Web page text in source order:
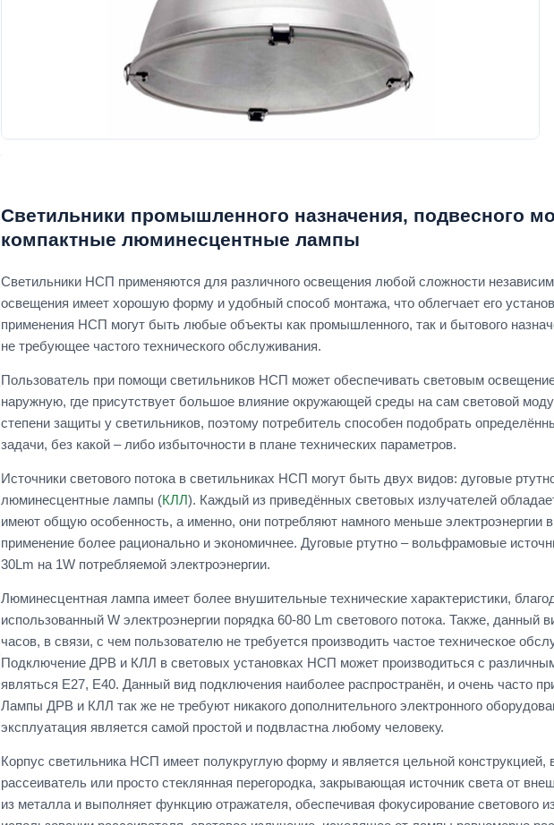
Светильники промышленного назначения, подвесного
компактные люминесцентные лампы
Светильники НСП применяются для различного освещения любой сложности
освещения имеет хорошую форму и удобный способ монтажа, что облегчает его
применения НСП могут быть любые объекты как промышленного, так и бытового
не требующее частого технического обслуживания.
Пользователь при помощи светильников НСП может обеспечивать световым
наружную, где присутствует большое влияние окружающей среды на сам световой
степени защиты у светильников, поэтому потребитель способен подобрать
задачи, без какой – либо избыточности в плане технических параметров.
Источники светового потока в светильниках НСП могут быть двух видов: дуговые
люминесцентные лампы (КЛЛ). Каждый из приведённых световых излучателей
имеют общую особенность, а именно, они потребляют намного меньше электроэнергии
применение более рационально и экономичнее. Дуговые ртутно – вольфрамовые
30Lm на 1W потребляемой электроэнергии.
Люминесцентная лампа имеет более внушительные технические характеристики,
использованный W электроэнергии порядка 60-80 Lm светового потока. Также,
часов, в связи, с чем пользователю не требуется производить частое техническое
Подключение ДРВ и КЛЛ в световых установках НСП может производиться с
являться Е27, Е40. Данный вид подключения наиболее распространён, и очень часто
Лампы ДРВ и КЛЛ так же не требуют никакого дополнительного электронного
эксплуатация является самой простой и подвластна любому человеку.
Корпус светильника НСП имеет полукруглую форму и является цельной конструкцией,
рассеиватель или просто стеклянная перегородка, закрывающая источник света от
из металла и выполняет функцию отражателя, обеспечивая фокусирование светового